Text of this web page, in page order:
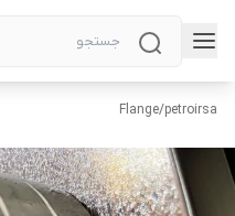
petroirsa
/
Flange